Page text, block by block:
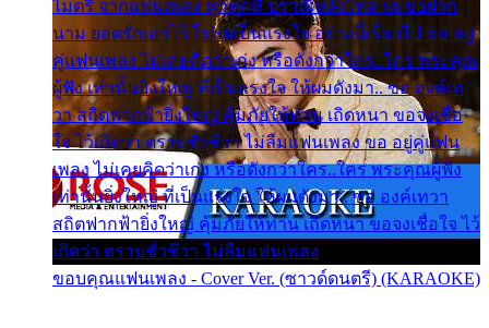
ไมตรี จากแฟนเพลง ทุกทุกที่ ปราณีหลั่งไหล ผมขอฝาก
นาม ยอดรักเอาไว้ โปรดเป็นแรงใจ อย่างนี้เรื่อยไป ขอ อยู่
คู่แฟนเพลง ไม่เคยคิดว่าเก่ง หรือดังกว่าใคร..ใคร พระคุณ
ผู้ฟัง เท่านั้นยิ่งใหญ่ ที่เป็นแรงใจ ให้ผมดังมา.. ขอ องค์เท
วา สถิตฟากฟ้ายิ่งใหญ่ คุ้มภัยให้ท่าน เถิดหนา ขอจงเชื่อ
ใจ ไว้เถิดว่า ตราบชั่วชีวา ไม่ลืมแฟนเพลง ขอ อยู่คู่แฟน
เพลง ไม่เคยคิดว่าเก่ง หรือดังกว่าใคร..ใคร พระคุณผู้ฟัง
เท่านั้นยิ่งใหญ่ ที่เป็นแรงใจ ให้ผมดังมา.. ขอ องค์เทวา
สถิตฟากฟ้ายิ่งใหญ่ คุ้มภัยให้ท่าน เถิดหนา ขอจงเชื่อใจ ไว้
เถิดว่า ตราบชั่วชีวา ไม่ลืมแฟนเพลง
ขอบคุณแฟนเพลง - Cover Ver. (ซาวด์ดนตรี) (KARAOKE)